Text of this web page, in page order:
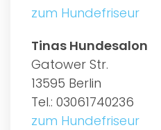
zum Hundefriseur
Tinas Hundesalon
Gatower Str.
13595 Berlin
Tel.: 03061740236
zum Hundefriseur